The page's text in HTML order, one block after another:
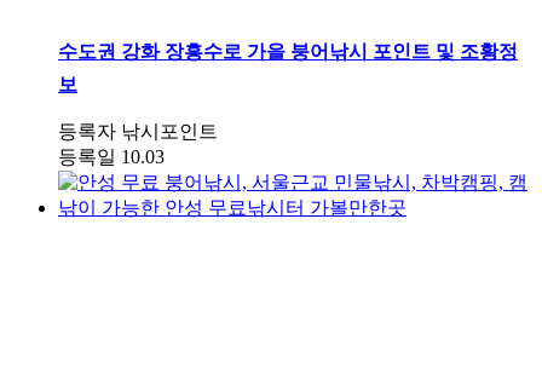
수도권 강화 장흥수로 가을 붕어낚시 포인트 및 조황정
보
등록자 낚시포인트
등록일 10.03